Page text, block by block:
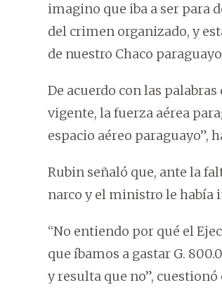
imagino que iba a ser para
del crimen organizado, y
de nuestro Chaco
De acuerdo con las
vigente, la fuerza aérea
espacio aéreo paraguayo”,
Rubin señaló que, ante la
narco y el ministro le había
“No entiendo por qué el
que íbamos a gastar G.
y resulta que no”,